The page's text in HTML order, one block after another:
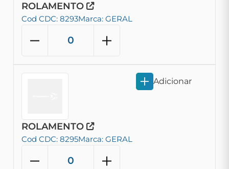
ROLAMENTO
Cod CDC: 8293Marca: GERAL
ROLAMENTO
Cod CDC: 8295Marca: GERAL
Adicionar